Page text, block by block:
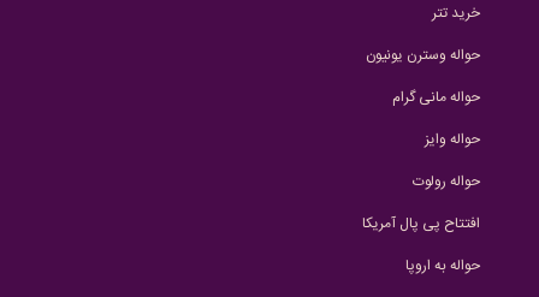
خرید تتر
حواله وسترن یونیون
حواله مانی گرام
حواله وایز
حواله رولوت
افتتاح پی پال آمریکا
حواله به اروپا